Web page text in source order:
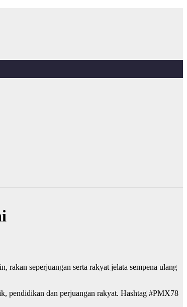
seperjuangan serta rakyat jelata sempena ulang
pendidikan dan perjuangan rakyat. Hashtag #PMX78